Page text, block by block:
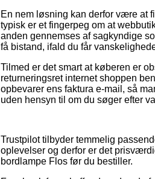
En nem løsning kan derfor være at
typisk er et fingerpeg om at
anden gennemses af sagkyndige
få bistand, ifald du får
Tilmed er det smart at køberen er
returneringsret internet shoppen
opbevarer ens faktura e-mail, så
uden hensyn til om du søger efter
Trustpilot tilbyder temmelig
oplevelser og derfor er det
bordlampe Flos før du bestiller.